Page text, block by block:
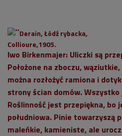
Derain, Łódź rybacka,
Collioure,1905.
Iwo Birkenmajer: Uliczki są
Położone na zboczu,
można rozłożyć ramiona i
strony ścian domów.
Roślinność jest przepiękna, bo
południowa. Pinie towarzyszą
maleńkie, kamieniste, ale